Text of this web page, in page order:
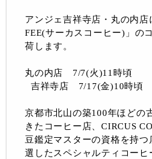
アンジェ吉祥寺店・丸の内店
FEE(サーカスコーヒー)」の
荷します。
丸の内店 7/7(火)11時頃
吉祥寺店 7/17(金)10時頃
京都市北山の築100年ほどの
きたコーヒー店、CIRCUS
豆鑑定マスターの資格を持
選したスペシャルティコーヒ